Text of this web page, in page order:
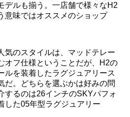
デルも揃う。一店舗で様々なH2
意味ではオススメのショップ
気のスタイルは、マッドテレー
オフ仕様ということだが、H2の
ルを装着したラグジュアリース
だ。どちらを選ぶかは好みの問
するのは26インチのSKYパフォ
した05年型ラグジュアリー